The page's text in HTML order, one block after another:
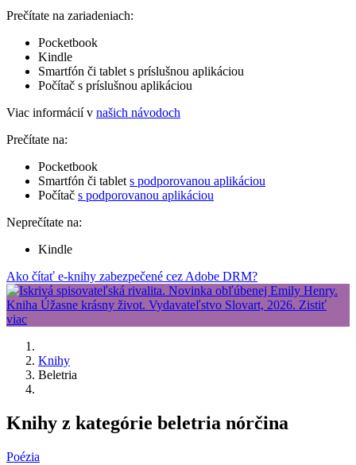
Prečítate na zariadeniach:
Pocketbook
Kindle
Smartfón či tablet s príslušnou aplikáciou
Počítač s príslušnou aplikáciou
Viac informácií v našich návodoch
Prečítate na:
Pocketbook
Smartfón či tablet s podporovanou aplikáciou
Počítač s podporovanou aplikáciou
Neprečítate na:
Kindle
Ako čítať e-knihy zabezpečené cez Adobe DRM?
Knihy
Beletria
Knihy z kategórie beletria nórčina
Poézia